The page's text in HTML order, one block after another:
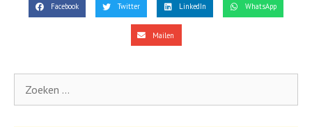
Facebook Twitter LinkedIn WhatsApp
Mailen